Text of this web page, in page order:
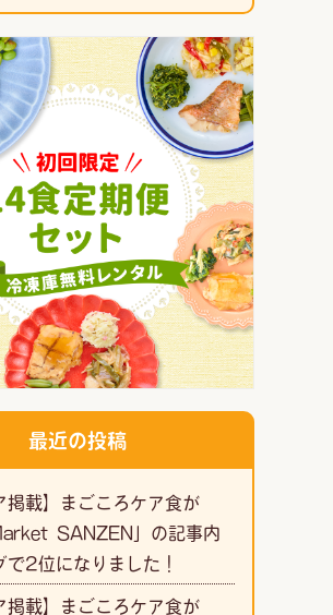
最近の投稿
掲載】まごころケア食が
SANZEN」の記事内
で2位になりました！
掲載】まごころケア食が